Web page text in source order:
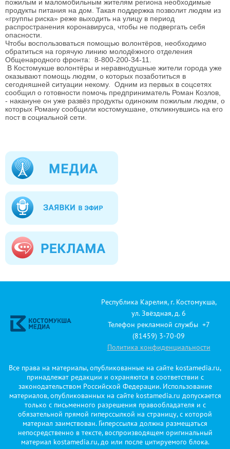
пожилым и маломобильным жителям региона необходимые
продукты питания на дом. Такая поддержка позволит людям из
«группы риска» реже выходить на улицу в период
распространения коронавируса, чтобы не подвергать себя
опасности.
Чтобы воспользоваться помощью волонтёров, необходимо
обратиться на горячую линию молодёжного отделения
Общенародного фронта: 8-800-200-34-11.
В Костомукше волонтёры и неравнодушные жители города уже
оказывают помощь людям, о которых позаботиться в
сегодняшней ситуации некому. Одним из первых в соцсетях
сообщил о готовности помочь предприниматель Роман Козлов,
- накануне он уже развёз продукты одиноким пожилым людям, о
которых Роману сообщили костомукшане, откликнувшись на его
пост в социальной сети.
Республика Карелия, г. Костомукша,
ул. Звёздная, д. 6
Телефон рекламной службы +7
(81459) 3-70-09
Политика конфиденциальности
Все права на материалы, опубликованные на сайте kostamedia.ru,
принадлежат редакции и охраняются в соответствии с
законодательством Российской Федерации. Использование
материалов, опубликованных на сайте kostamedia.ru допускается
только с письменного разрешения правообладателя и с
обязательной прямой гиперссылкой на страницу, с которой
материал заимствован. Гиперссылка должна размещаться
непосредственно в тексте, воспроизводящем оригинальный
материал kostamedia.ru, до или после цитируемого блока.